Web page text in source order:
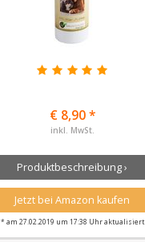
€ 8,90 *
inkl. MwSt.
Produktbeschreibung ›
Jetzt bei Amazon kaufen
* am 27.02.2019 um 17:38 Uhr aktualisiert